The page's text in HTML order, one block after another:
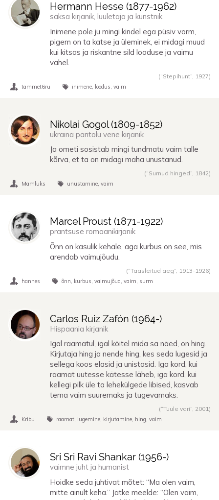
Hermann Hesse (1877-1962)
saksa kirjanik, luuletaja ja kunstnik
Inimene pole ju mingi kindel ega püsiv vorm,
pigem on ta katse ja üleminek, ei midagi muud
kui kitsas ja riskantne sild looduse ja vaimu
vahel.
(“Stepihunt”, 1927)
tammet6ru inimene loodus vaim
Nikolai Gogol (1809-1852)
ukraina päritolu vene kirjanik
Ja ometi sosistab mingi tundmatu vaim talle
kõrva, et ta on midagi maha unustanud.
(“Surnud hinged”, 1842)
Mamluks unustamine vaim
Marcel Proust (1871-1922)
prantsuse romaanikirjanik
Õnn on kasulik kehale, aga kurbus on see, mis
arendab vaimujõudu.
(“Taasleitud aeg”, 1913- 1926)
hannes õnn kurbus vaimujõud vaim surm
Carlos Ruiz Zafón (1964-)
Hispaania kirjanik
Igal raamatul, igal köitel mida sa näed, on hing.
Kirjutaja hing ja nende hing, kes seda lugesid ja
sellega koos elasid ja unistasid. Iga kord, kui
raamat uutesse kätesse läheb, iga kord, kui
kellegi pilk üle ta lehekülgede libised, kasvab
tema vaim suuremaks ja tugevamaks.
(“Tuule vari”, 2001)
Kribu raamat lugemine kirjutamine hing vaim
Sri Sri Ravi Shankar (1956-)
vaimne juht ja humanist
Hoidke seda juhtivat mõtet: “Ma olen vaim,
mitte ainult keha.” Jätke meelde: “Olen vaim,